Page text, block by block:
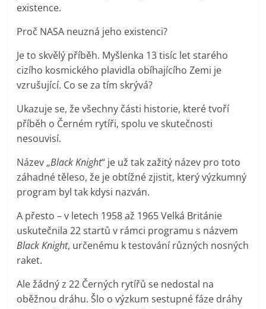
existence.
Proč NASA neuzná jeho existenci?
Je to skvělý příběh. Myšlenka 13 tisíc let starého
cizího kosmického plavidla obíhajícího Zemi je
vzrušující. Co se za tím skrývá?
Ukazuje se, že všechny části historie, které tvoří
příběh o Černém rytíři, spolu ve skutečnosti
nesouvisí.
Název „Black Knight“ je už tak zažitý název pro toto
záhadné těleso, že je obtížné zjistit, který výzkumný
program byl tak kdysi nazván.
A přesto – v letech 1958 až 1965 Velká Británie
uskutečnila 22 startů v rámci programu s názvem
Black Knight, určenému k testování různých nosných
raket.
Ale žádný z 22 Černých rytířů se nedostal na
oběžnou dráhu. Šlo o výzkum sestupné fáze dráhy